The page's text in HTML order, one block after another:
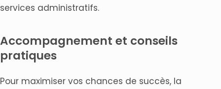
services administratifs.
Accompagnement et conseils
pratiques
Pour maximiser vos chances de succès, la